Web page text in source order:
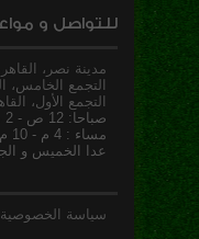
للتواصل و
مدينة نصر،
التجمع الخامس،
التجمع الأول،
صباحا: 12 ص - 2 ص
مساء : 4 م - 10 م
عدا الخميس و الجمعة: 6
سياسة الخصوصية